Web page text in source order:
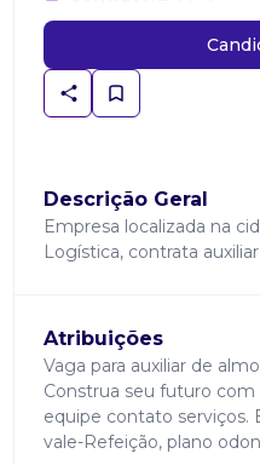
Descrição Geral
Empresa localizada na
Logística, contrata
Atribuições
Vaga para auxiliar de
Construa seu futuro
equipe contato serviços.
vale-Refeição, plano